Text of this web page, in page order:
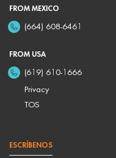
FROM MEXICO
(664) 608-6461
FROM USA
(619) 610-1666
Privacy
TOS
ESCRÍBENOS